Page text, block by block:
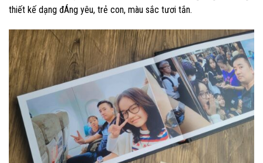
thiết kế dạng đÁng yêu, trẻ con, màu sắc tươi tắn.